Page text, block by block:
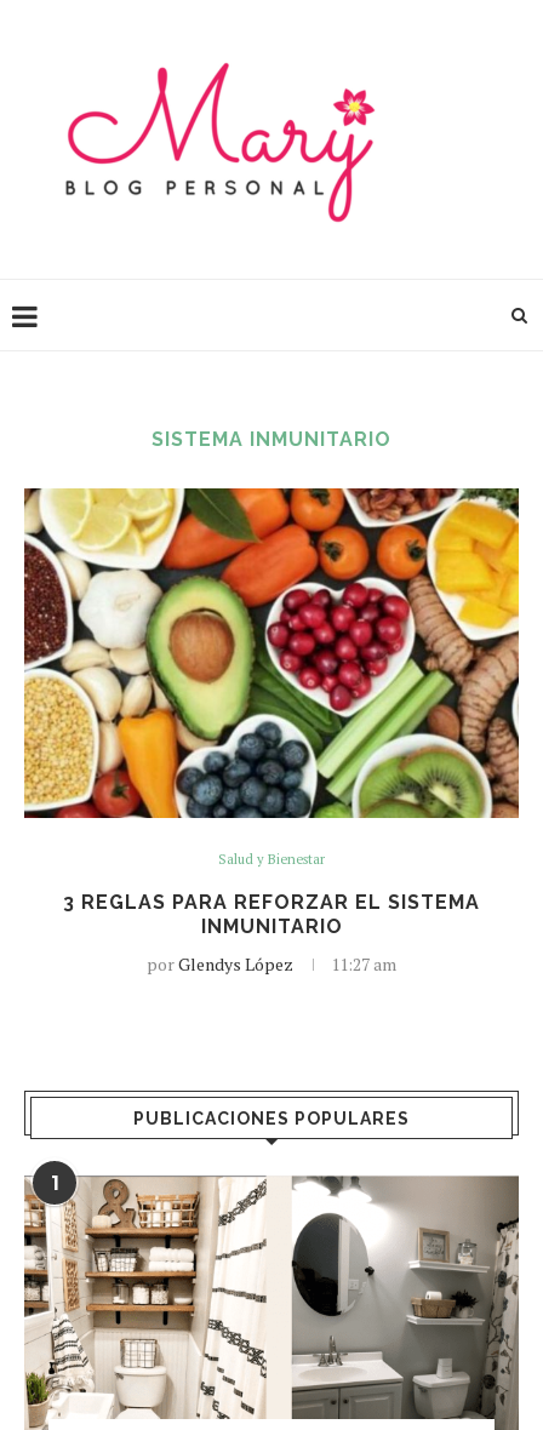
SISTEMA INMUNITARIO
Salud y Bienestar
3 REGLAS PARA REFORZAR EL SISTEMA
INMUNITARIO
porGlendys López 11:27 am
PUBLICACIONES POPULARES
1